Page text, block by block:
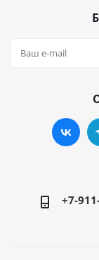
+7-